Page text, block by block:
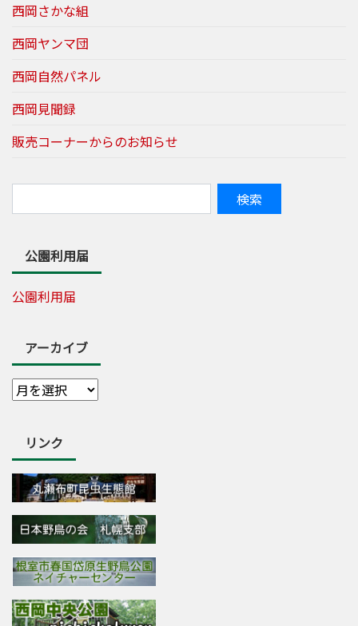
西岡さかな組
西岡ヤンマ団
西岡自然パネル
西岡見聞録
販売コーナーからのお知らせ
公園利用届
公園利用届
アーカイブ
リンク